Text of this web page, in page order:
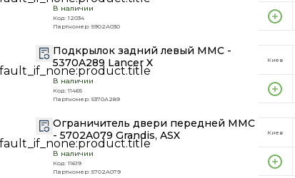
В наличии
Код: 12034
Партномер: 5902A030
Подкрылок задний левый MMC -
5370A289 Lancer X
В наличии
Код: 11465
Партномер: 5370A289
Киев
Ограничитель двери передней MMC
- 5702A079 Grandis, ASX
В наличии
Код: 11619
Партномер: 5702A079
Киев